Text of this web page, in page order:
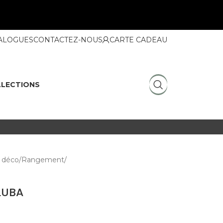
CONTACTEZ-NOUS CARTE CADEAU
Rangement